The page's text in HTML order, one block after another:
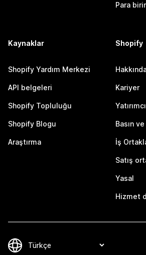
Para
Kaynaklar
Shopify Yardım Merkezi
API belgeleri
Shopify Topluluğu
Shopify Blogu
Araştırma
Shopify
Kariyer
Basın
İş
Satış
Yasal
Hizmet